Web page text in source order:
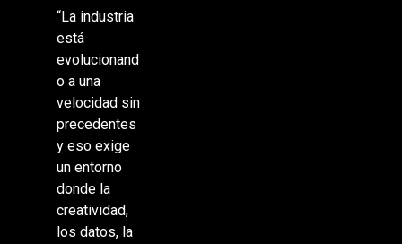
“La industria
está
evolucionand
o a una
velocidad sin
precedentes
y eso exige
un entorno
donde la
creatividad,
los datos, la